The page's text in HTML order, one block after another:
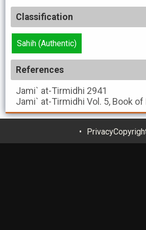
Classification
Sahih (Authentic)
References
Jami` at-Tirmidhi 2941
Jami` at-Tirmidhi Vol. 5, Book
Privacy